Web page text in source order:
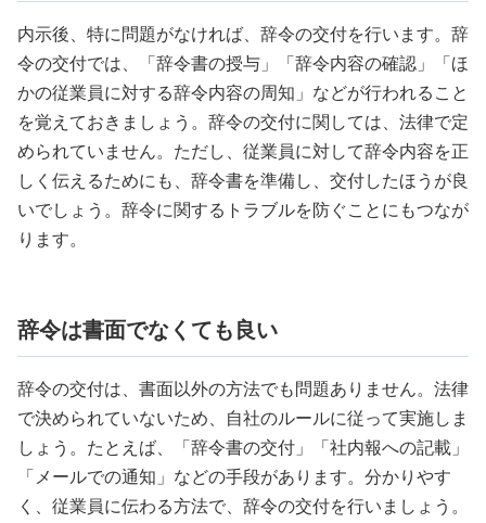
内示後、特に問題がなければ、辞令の交付を行います。辞
令の交付では、「辞令書の授与」「辞令内容の確認」「ほ
かの従業員に対する辞令内容の周知」などが行われること
を覚えておきましょう。辞令の交付に関しては、法律で定
められていません。ただし、従業員に対して辞令内容を正
しく伝えるためにも、辞令書を準備し、交付したほうが良
いでしょう。辞令に関するトラブルを防ぐことにもつなが
ります。
辞令は書面でなくても良い
辞令の交付は、書面以外の方法でも問題ありません。法律
で決められていないため、自社のルールに従って実施しま
しょう。たとえば、「辞令書の交付」「社内報への記載」
「メールでの通知」などの手段があります。分かりやす
く、従業員に伝わる方法で、辞令の交付を行いましょう。